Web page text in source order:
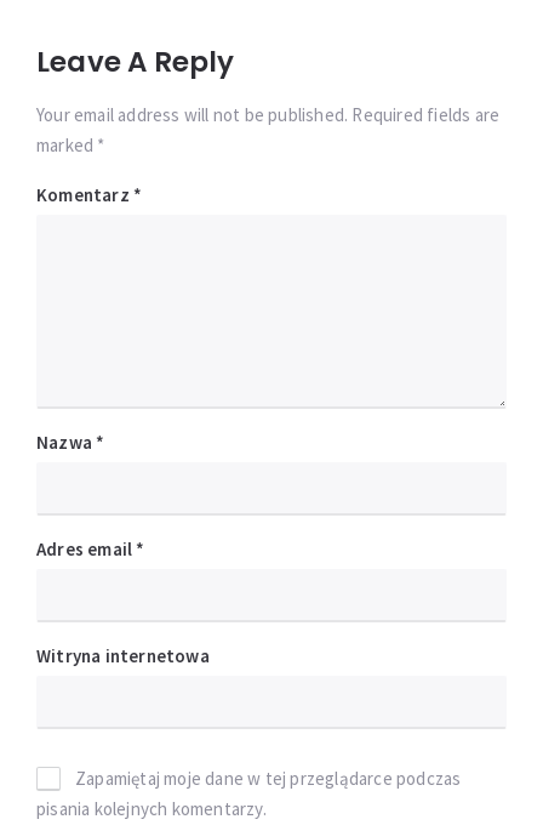
Leave A Reply
Your email address will not be published. Required fields are
marked *
Komentarz *
Nazwa *
Adres email *
Witryna internetowa
Zapamiętaj moje dane w tej przeglądarce podczas
pisania kolejnych komentarzy.